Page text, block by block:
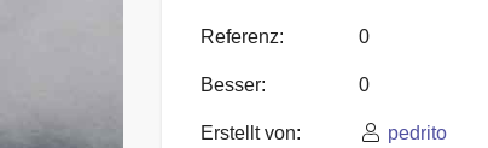
Referenz: 0
Besser: 0
Erstellt von: pedrito